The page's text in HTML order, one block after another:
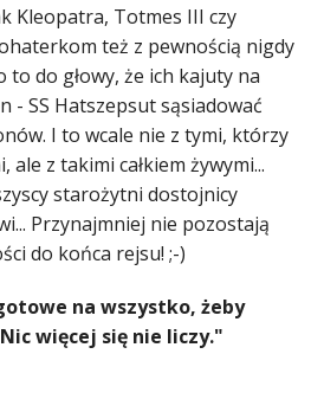
Kleopatra, Totmes III czy
też z pewnością nigdy
to do głowy, że ich kajuty na
- SS Hatszepsut sąsiadować
I to wcale nie z tymi, którzy
ale z takimi całkiem żywymi...
starożytni dostojnicy
Przynajmniej nie pozostają
do końca rejsu! ;-)
na wszystko, żeby
więcej się nie liczy."